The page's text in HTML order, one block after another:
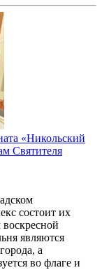
«Никольский
Святителя
состоит их
являются
а
во флаге и